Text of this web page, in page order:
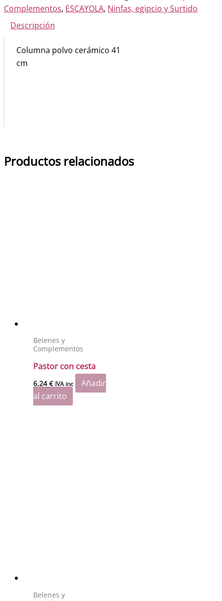
Complementos, ESCAYOLA, Ninfas, egipcio y Surtido
Descripción
Columna polvo cerámico 41
cm
Productos relacionados
Belenes y
Complementos
Pastor con cesta
6.24€ IVA inc
Añadir
al carrito
Belenes y